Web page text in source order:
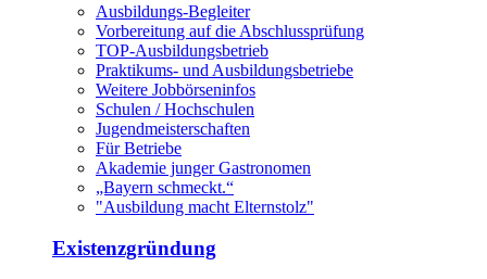
Ausbildungs-Begleiter
Vorbereitung auf die Abschlussprüfung
TOP-Ausbildungsbetrieb
Praktikums- und Ausbildungsbetriebe
Weitere Jobbörseninfos
Schulen / Hochschulen
Jugendmeisterschaften
Für Betriebe
Akademie junger Gastronomen
„Bayern schmeckt.“
"Ausbildung macht Elternstolz"
Existenzgründung